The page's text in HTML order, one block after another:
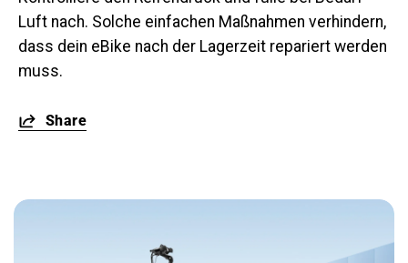
Luft nach. Solche einfachen Maßnahmen verhindern,
dass dein eBike nach der Lagerzeit repariert werden
muss.
Share